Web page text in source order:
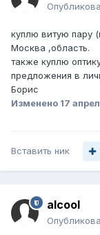
куплю витую пару
Москва ,область.
также куплю
предложения в
Борис
Изменено 17
Вставить ник
alcool